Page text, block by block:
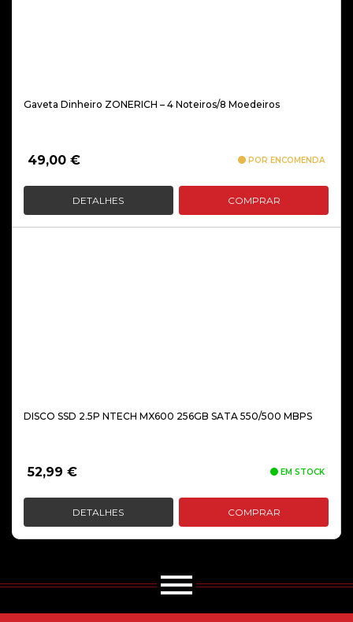
Gaveta Dinheiro ZONERICH – 4 Noteiros/8 Moedeiros
49,00 € POR ENCOMENDA
DETALHES COMPRAR
DISCO SSD 2.5P NTECH MX600 256GB SATA 550/500 MBPS
52,99 € EM STOCK
DETALHES COMPRAR